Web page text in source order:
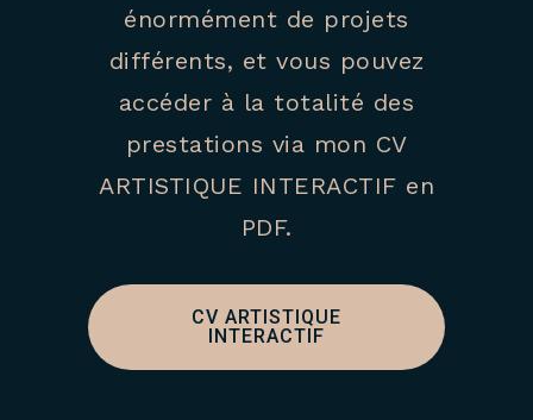
énormément de projets
différents, et vous pouvez
accéder à la totalité des
prestations via mon CV
ARTISTIQUE INTERACTIF en
PDF.
CV ARTISTIQUE
INTERACTIF